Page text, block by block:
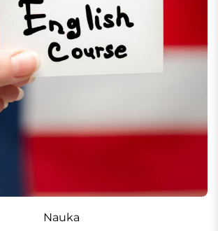
Nauka